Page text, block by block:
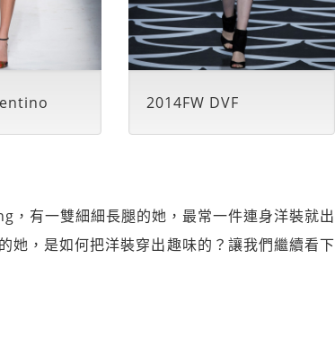
2014FW DVF
有一雙細細長腿的她，最常一件連身洋裝就出
她，是如何把洋裝穿出趣味的？讓我們繼續看下